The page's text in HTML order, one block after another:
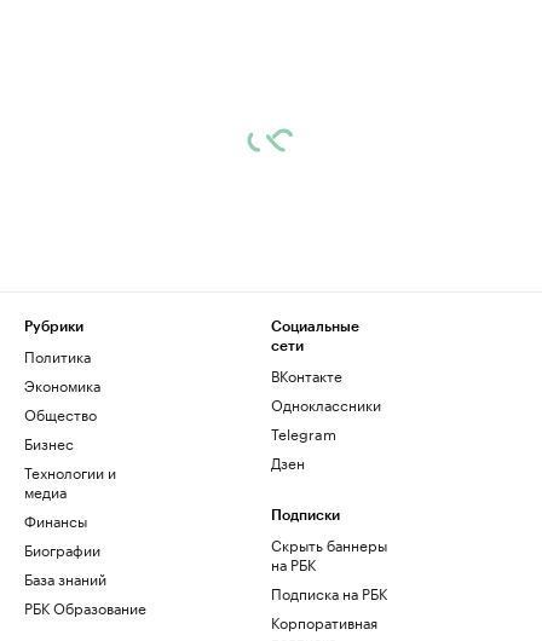
Рубрики
Политика
Экономика
Общество
Бизнес
Технологии и
медиа
Финансы
Биографии
База знаний
РБК Образование
Социальные
сети
ВКонтакте
Одноклассники
Telegram
Дзен
Подписки
Скрыть баннеры
на РБК
Подписка на РБК
Корпоративная